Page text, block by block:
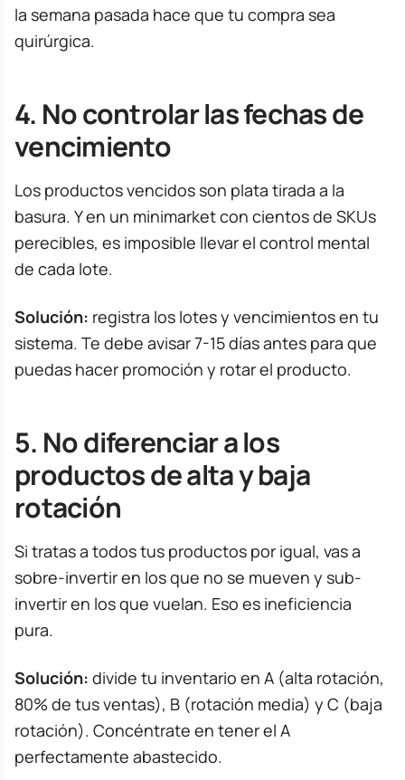
la semana pasada hace que tu compra sea
quirúrgica.
4. No controlar las fechas de
vencimiento
Los productos vencidos son plata tirada a la
basura. Y en un minimarket con cientos de SKUs
perecibles, es imposible llevar el control mental
de cada lote.
Solución: registra los lotes y vencimientos en tu
sistema. Te debe avisar 7-15 días antes para que
puedas hacer promoción y rotar el producto.
5. No diferenciar a los
productos de alta y baja
rotación
Si tratas a todos tus productos por igual, vas a
sobre-invertir en los que no se mueven y sub-
invertir en los que vuelan. Eso es ineficiencia
pura.
Solución: divide tu inventario en A (alta rotación,
80% de tus ventas), B (rotación media) y C (baja
rotación). Concéntrate en tener el A
perfectamente abastecido.